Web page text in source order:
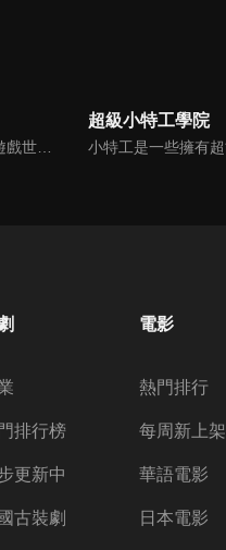
菇菇是每個玩家來到遊戲世界裡的第一個決鬥對象，玩家必須打敗菇菇才能得到升級的機會。可是渺小的菇菇也有自己的目標啊！為了生存，它究竟要經過什麼樣的磨練，迎接每一次的挑戰，並且反敗為勝呢！？
超級小特工學院
排行榜
更新中
古裝劇
電影
熱門排行
每周新上架
華語電影
日本電影